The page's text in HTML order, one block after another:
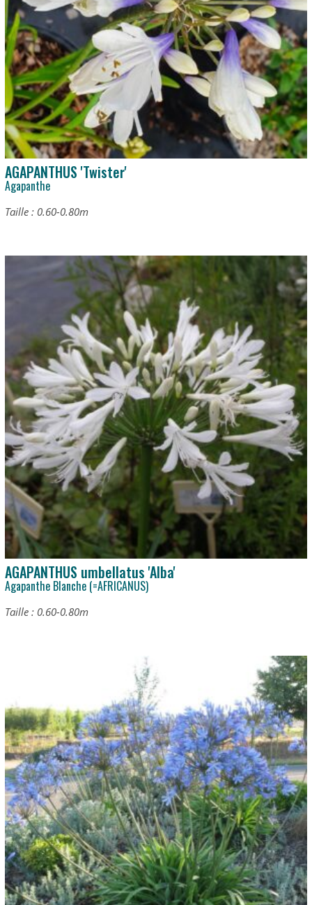
AGAPANTHUS 'Twister'
Agapanthe
Taille : 0.60-0.80m
AGAPANTHUS umbellatus 'Alba'
Agapanthe Blanche (=AFRICANUS)
Taille : 0.60-0.80m